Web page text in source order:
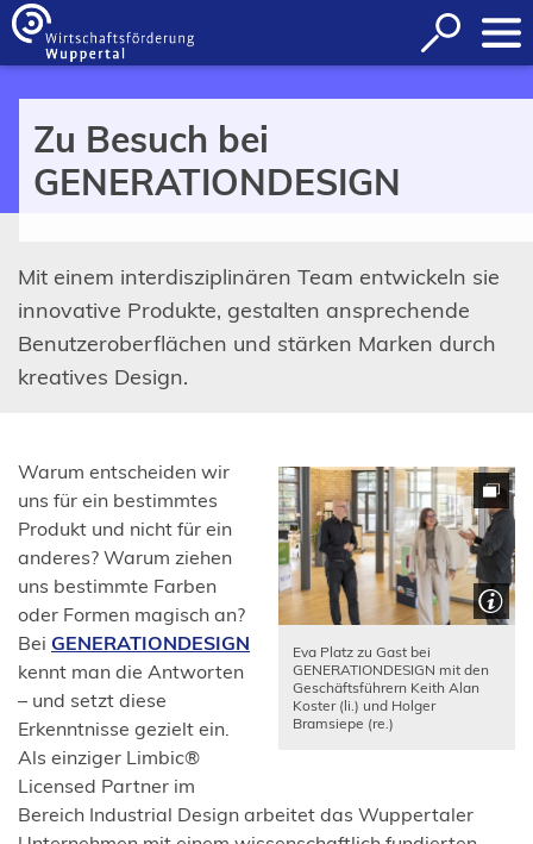
Inhalt anspringen
Suche
öffnen
Zu Besuch bei
GENERATIONDESIGN
Mit einem interdisziplinären Team entwickeln sie
innovative Produkte, gestalten ansprechende
Benutzeroberflächen und stärken Marken durch
kreatives Design.
Eva Platz zu Gast bei
GENERATIONDESIGN mit den
Geschäftsführern Keith Alan
Koster (li.) und Holger
Bramsiepe (re.)
Warum entscheiden wir
uns für ein bestimmtes
Produkt und nicht für ein
anderes? Warum ziehen
uns bestimmte Farben
oder Formen magisch an?
Bei GENERATIONDESIGN
(Öffnet
einem
neuen
Tab)
kennt man die Antworten
– und setzt diese
Erkenntnisse gezielt ein.
Als einziger Limbic®
Licensed Partner im
Bereich Industrial Design arbeitet das Wuppertaler